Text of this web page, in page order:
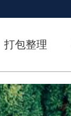
打包整理